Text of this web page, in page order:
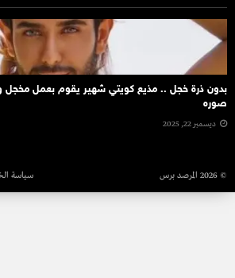
بدون ذرة خجل .. مذيع كويتي شهير يقوم بعمل مخجل
صوره
ديسمبر 22, 2025
© 2026 المرصد برس سياسة